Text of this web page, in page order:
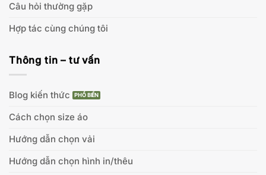
Câu hỏi thường gặp
Hợp tác cùng chúng tôi
Thông tin – tư vấn
Blog kiến thức
Cách chọn size áo
Hướng dẫn chọn vải
Hướng dẫn chọn hình in/thêu